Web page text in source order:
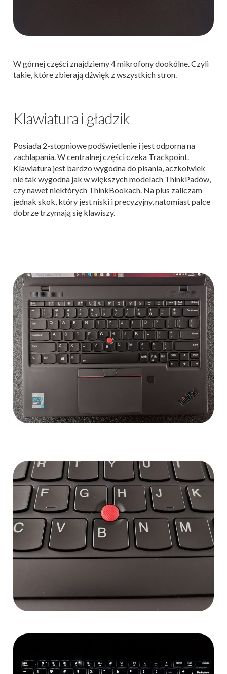
W górnej części znajdziemy 4 mikrofony dookólne. Czyli
takie, które zbierają dźwięk z wszystkich stron.
Klawiatura i gładzik
Posiada 2-stopniowe podświetlenie i jest odporna na
zachlapania. W centralnej części czeka Trackpoint.
Klawiatura jest bardzo wygodna do pisania, aczkolwiek
nie tak wygodna jak w większych modelach ThinkPadów,
czy nawet niektórych ThinkBookach. Na plus zaliczam
jednak skok, który jest niski i precyzyjny, natomiast palce
dobrze trzymają się klawiszy.